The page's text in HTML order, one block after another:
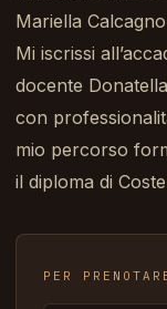
Mariella
Mi iscrissi
docente
con
mio percorso
il diploma di
PER